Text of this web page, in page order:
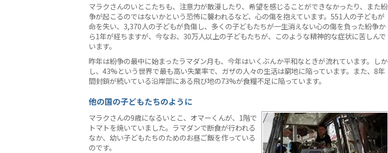
マラクさんのいとこたちも、注意力が散漫したり、希望を感じることができなかったり、また紛
争が起こるのではないかという恐怖に襲われるなど、心の傷を抱えています。551人の子どもが
命を失い、3,370人の子どもが負傷し、多くの子どもたちが一生消えない心の傷を負った紛争か
ら1年が経ちますが、今なお、30万人以上の子どもたちが、このような精神的な症状に苦しんで
います。
昨年は紛争の最中に始まったラマダン月も、今年はいくぶんか平和なときが流れています。しか
し、43%という世界で最も高い失業率で、ガザの人々の生活は窮地に陥っています。また、8年
間封鎖が続いている沿岸部にある飛び地の73%が食糧不足に陥っています。
他の国の子どもたちのように
マラクさんの9歳になるいとこ、オマーくんが、1階で
トマトを焼いていました。ラマダンで断食が行われる
なか、幼い子どもたちのためのお昼ご飯を作っている
のです。